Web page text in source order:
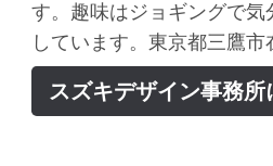
す。趣味はジョギングで気
しています。東京都三鷹市
スズキデザイン事務